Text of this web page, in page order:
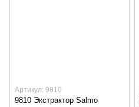
Артикул: 9810
9810 Экстрактор Salmo